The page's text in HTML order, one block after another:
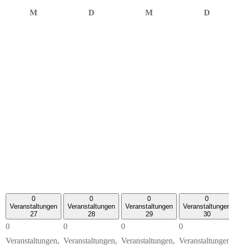
MMontag DDienstag MMittwoch D
0
Veranstaltungen
27
0
Veranstaltungen,
0
Veranstaltungen
28
0
Veranstaltungen,
0
Veranstaltungen
29
0
Veranstaltungen,
0
30
0